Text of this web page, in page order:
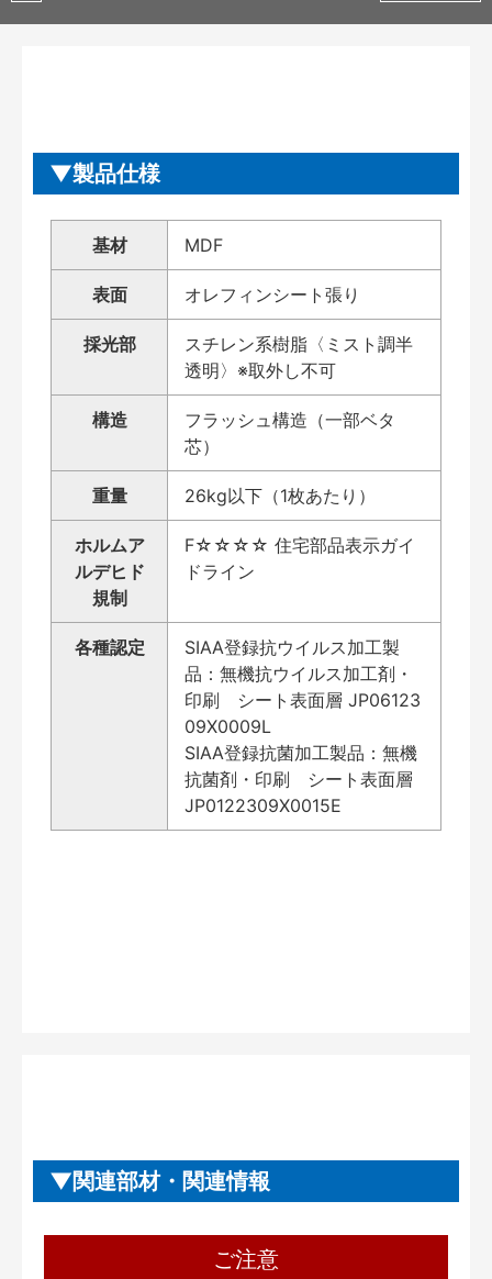
製品仕様
基材 MDF
表面 オレフィンシート張り
採光部
スチレン系樹脂〈ミスト調半
透明〉※取外し不可
構造
フラッシュ構造（一部ベタ
芯）
重量 26kg以下（1枚あたり）
ホルムア
ルデヒド
規制
F☆☆☆☆ 住宅部品表示ガイ
ドライン
各種認定
SIAA登録抗ウイルス加工製
品：無機抗ウイルス加工剤・
印刷 シート表面層 JP06123
09X0009L
SIAA登録抗菌加工製品：無機
抗菌剤・印刷 シート表面層
JP0122309X0015E
関連部材・関連情報
ご注意